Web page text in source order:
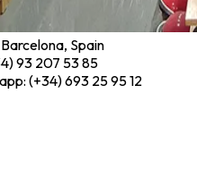
Spain
93 207 53 85
(+34) 693 25 95 12